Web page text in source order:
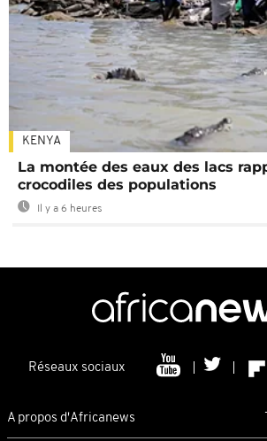
KENYA
La montée des eaux des lacs
crocodiles des populations
Il y a 6 heures
Réseaux sociaux
A propos d'Africanews